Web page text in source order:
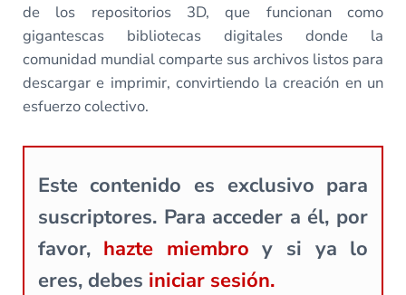
de los repositorios 3D, que funcionan como
gigantescas bibliotecas digitales donde la
comunidad mundial comparte sus archivos listos para
descargar e imprimir, convirtiendo la creación en un
esfuerzo colectivo.
Este contenido es exclusivo para
suscriptores. Para acceder a él, por
favor, hazte miembro y si ya lo
eres, debes iniciar sesión.